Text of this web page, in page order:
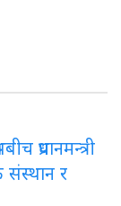
प्रधानमन्त्री
संस्थान र